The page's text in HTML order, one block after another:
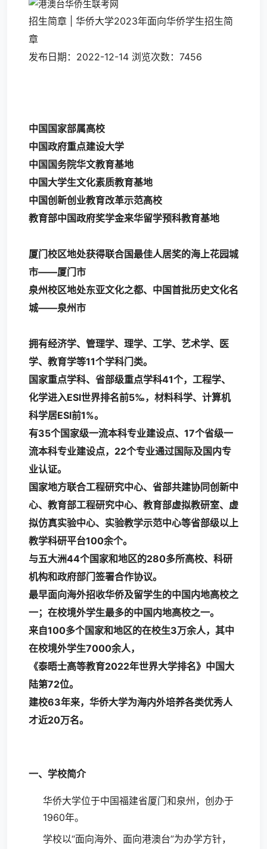
招生简章 | 华侨大学2023年面向华侨学生招生简
章
发布日期：2022-12-14 浏览次数： 7456
中国国家部属高校
中国政府重点建设大学
中国国务院华文教育基地
中国大学生文化素质教育基地
中国创新创业教育改革示范高校
教育部中国政府奖学金来华留学预科教育基地
厦门校区地处获得联合国最佳人居奖的海上花园城
市——厦门市
泉州校区地处东亚文化之都、中国首批历史文化名
城——泉州市
拥有经济学、管理学、理学、工学、艺术学、医
学、教育学等11个学科门类。
国家重点学科、省部级重点学科41个，工程学、
化学进入ESI世界排名前5‰，材料科学、计算机
科学居ESI前1%。
有35个国家级一流本科专业建设点、17个省级一
流本科专业建设点，22个专业通过国际及国内专
业认证。
国家地方联合工程研究中心、省部共建协同创新中
心、教育部工程研究中心、教育部虚拟教研室、虚
拟仿真实验中心、实验教学示范中心等省部级以上
教学科研平台100余个。
与五大洲44个国家和地区的280多所高校、科研
机构和政府部门签署合作协议。
最早面向海外招收华侨及留学生的中国内地高校之
一；在校境外学生最多的中国内地高校之一。
来自100多个国家和地区的在校生3万余人，其中
在校境外学生7000余人，
《泰晤士高等教育2022年世界大学排名》中国大
陆第72位。
建校63年来，华侨大学为海内外培养各类优秀人
才近20万名。
一、学校简介
华侨大学位于中国福建省厦门和泉州，创办于
1960年。
学校以“面向海外、面向港澳台”为办学方针，